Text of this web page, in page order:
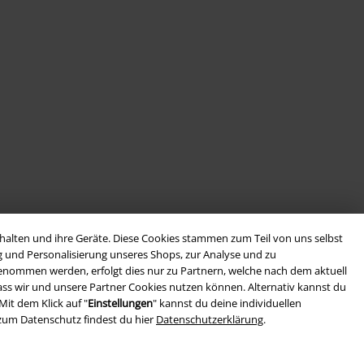
und ihre Geräte. Diese Cookies stammen zum Teil von uns selbst
Personalisierung unseres Shops, zur Analyse und zu
werden, erfolgt dies nur zu Partnern, welche nach dem aktuell
wir und unsere Partner Cookies nutzen können. Alternativ kannst du
dem Klick auf "Einstellungen" kannst du deine individuellen
Datenschutz findest du hier Datenschutzerklärung.